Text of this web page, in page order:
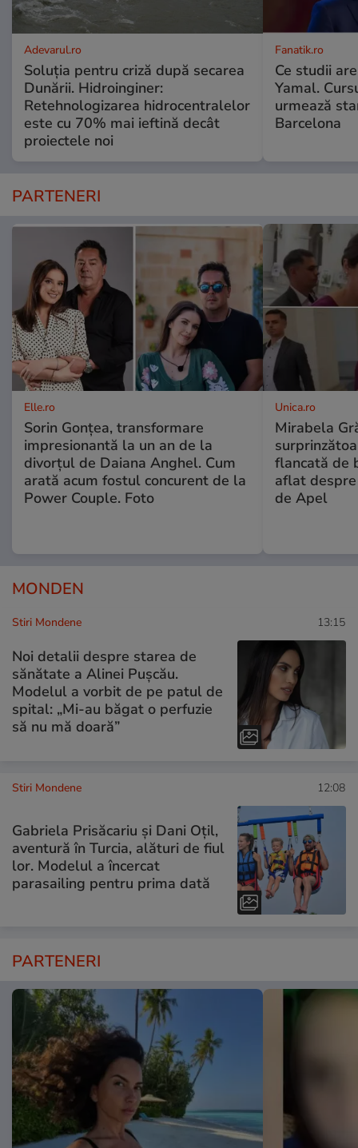
Adevarul.ro
Soluția pentru criză după secarea
Dunării. Hidroinginer:
Retehnologizarea hidrocentralelor
este cu 70% mai ieftină decât
proiectele noi
Fanatik.ro
Ce studii
Yamal.
urmează
Barcelona
PARTENERI
Elle.ro
Sorin Gonțea, transformare
impresionantă la un an de la
divorțul de Daiana Anghel. Cum
arată acum fostul concurent de la
Power Couple. Foto
Unica.ro
Mirabela
flancată de
aflat
de Apel
MONDEN
Stiri Mondene 13:15
Noi detalii despre starea de
sănătate a Alinei Pușcău.
Modelul a vorbit de pe patul de
spital: „Mi-au băgat o perfuzie
să nu mă doară”
Stiri Mondene 12:08
Gabriela Prisăcariu și Dani Oțil,
aventură în Turcia, alături de fiul
lor. Modelul a încercat
parasailing pentru prima dată
PARTENERI